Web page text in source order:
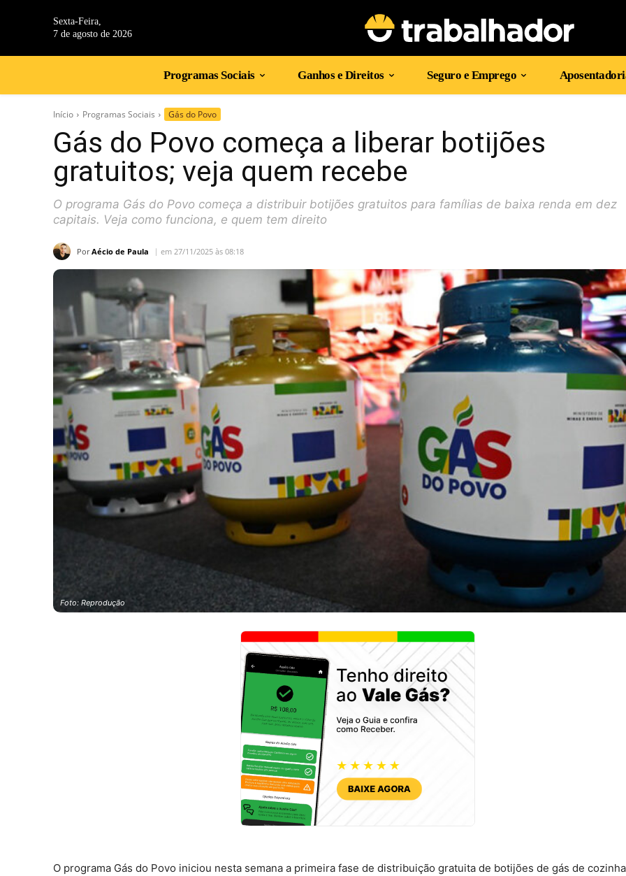
Sexta-Feira,
7 de agosto de 2026
Programas Sociais Ganhos e Direitos Seguro e Emprego
Início Programas Sociais Gás do Povo
Gás do Povo começa a liberar botijões
gratuitos; veja quem recebe
O programa Gás do Povo começa a distribuir botijões gratuitos para famílias de baixa renda em dez
capitais. Veja como funciona, e quem tem direito
Por Aécio de Paula em 27/11/2025 às 08:18
Foto: Reprodução
O programa Gás do Povo iniciou nesta semana a primeira fase de distribuição gratuita de botijões de gás de